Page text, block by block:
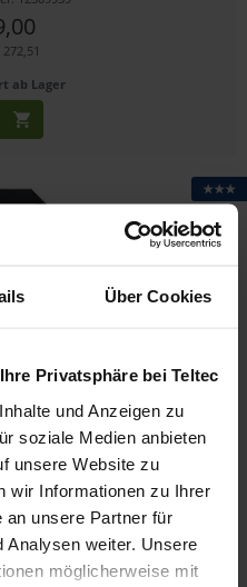
Über Cookies
Privatsphäre bei Teltec
und Anzeigen zu
soziale Medien anbieten
unsere Website zu
wir Informationen zu Ihrer
an unsere Partner für
Analysen weiter. Unsere
möglicherweise mit
ab Lager
★★★
Card 64GB
12309899
ab Lager